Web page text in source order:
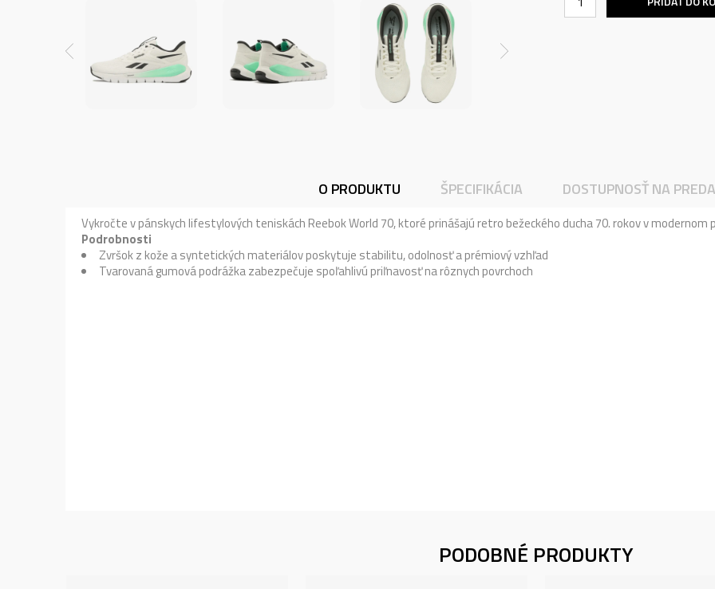
O PRODUKTU ŠPECIFIKÁCIA DOSTUPNOSŤ NA
Vykročte v pánskych lifestylových teniskách Reebok World 70, ktoré prinášajú retro bežeckého ducha 70. rokov v modernom
Podrobnosti
Zvršok z kože a syntetických materiálov poskytuje stabilitu, odolnosť a prémiový vzhľad
Tvarovaná gumová podrážka zabezpečuje spoľahlivú priľnavosť na rôznych povrchoch
PODOBNÉ PRODUKTY